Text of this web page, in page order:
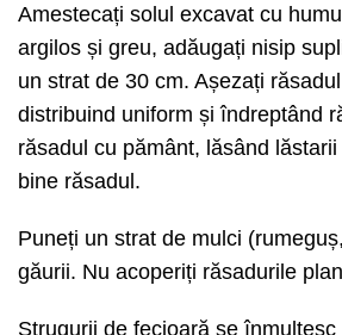
Amestecați solul excavat cu
argilos și greu, adăugați nisip
un strat de 30 cm. Așezați
distribuind uniform și îndreptând
răsadul cu pământ, lăsând
bine răsadul.
Puneți un strat de mulci
găurii. Nu acoperiți răsadurile
Strugurii de fecioară se